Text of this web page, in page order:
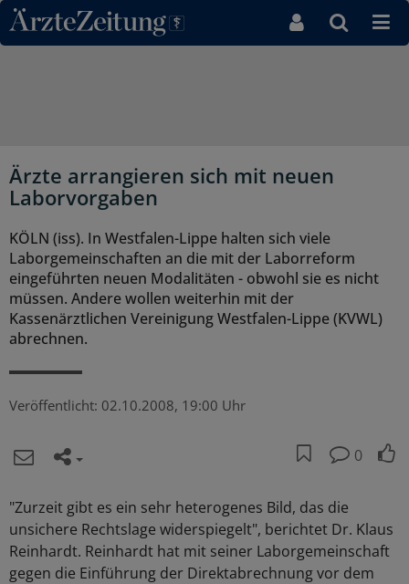
Direkt zum Inhaltsbereich
Ärzte arrangieren sich mit neuen
Laborvorgaben
KÖLN (iss). In Westfalen-Lippe halten sich viele
Laborgemeinschaften an die mit der Laborreform
eingeführten neuen Modalitäten - obwohl sie es nicht
müssen. Andere wollen weiterhin mit der
Kassenärztlichen Vereinigung Westfalen-Lippe (KVWL)
abrechnen.
Veröffentlicht: 02.10.2008, 19:00 Uhr
0
"Zurzeit gibt es ein sehr heterogenes Bild, das die
unsichere Rechtslage widerspiegelt", berichtet Dr. Klaus
Reinhardt. Reinhardt hat mit seiner Laborgemeinschaft
gegen die Einführung der Direktabrechnung vor dem